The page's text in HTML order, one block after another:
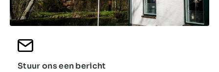
Stuur ons een bericht